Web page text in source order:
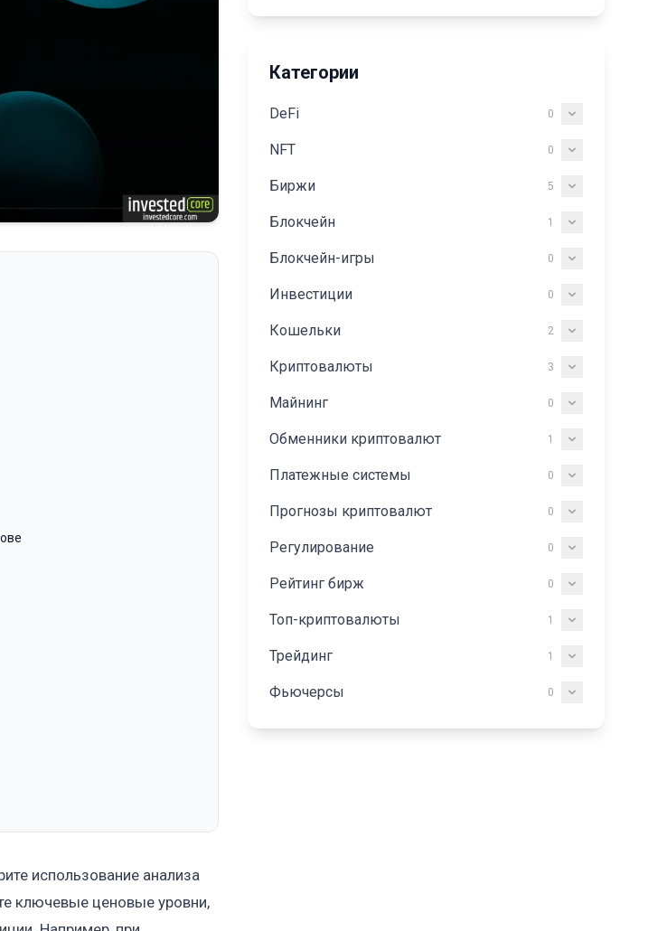
использование анализа
ключевые ценовые уровни,
Категории
DeFi 0
NFT 0
Биржи 5
Блокчейн 1
Блокчейн-игры 0
Инвестиции 0
Кошельки 2
Криптовалюты 3
Майнинг 0
Обменники криптовалют 1
Платежные системы 0
Прогнозы криптовалют 0
Регулирование 0
Рейтинг бирж 0
Топ-криптовалюты 1
Трейдинг 1
Фьючерсы 0